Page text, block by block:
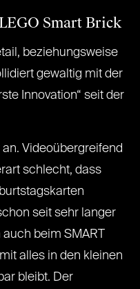
Smart Brick
beziehungsweise
gewaltig mit der
Innovation“ seit der
Videoübergreifend
schlecht, dass
seit sehr langer
beim SMART
alles in den kleinen
bleibt. Der